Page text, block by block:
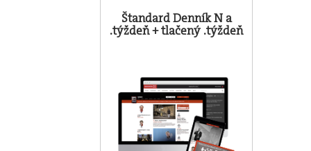
Štandard Denník N a
.týždeň + tlačený .týždeň